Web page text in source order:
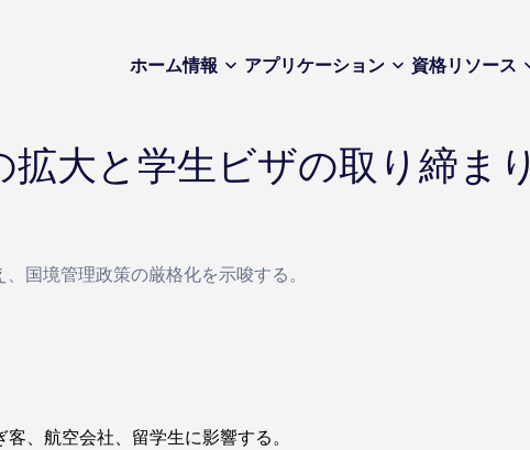
ホーム情報 アプリケーション 資格リソース
大と学生ビザの取り締まり
国境管理政策の厳格化を示唆する。
、航空会社、留学生に影響する。